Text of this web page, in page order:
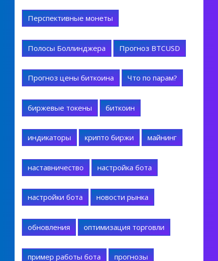
Перспективные монеты
Полосы Боллинджера Прогноз BTCUSD
Прогноз цены биткоина Что по парам?
биржевые токены биткоин
индикаторы крипто биржи майнинг
наставничество настройка бота
настройки бота новости рынка
обновления оптимизация торговли
пример работы бота прогнозы